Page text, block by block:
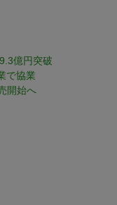
億円突破
で協業
開始へ